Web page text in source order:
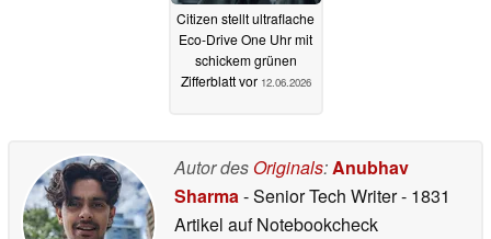
Citizen stellt ultraflache
Eco-Drive One Uhr mit
schickem grünen
Zifferblatt vor 12.06.2026
Autor des Originals:Anubhav
Sharma- Senior Tech Writer- 1831
Artikel auf Notebookcheck